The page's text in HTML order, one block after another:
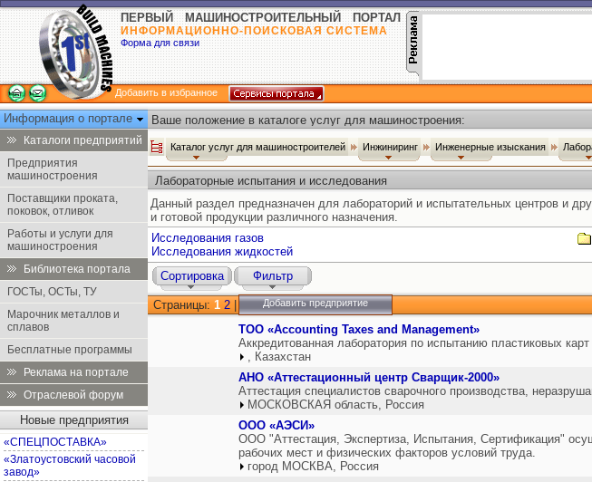
ПЕРВЫЙ МАШИНОСТРОИТЕЛЬНЫЙ ПОРТАЛ
ИНФОРМАЦИОННО-ПОИСКОВАЯ СИСТЕМА
Форма для связи
Добавить в избранное
Информация о портале
Каталоги предприятий
Предприятия
машиностроения
Поставщики проката,
поковок, отливок
Работы и услуги для
машиностроения
Библиотека портала
ГОСТы, ОСТы, ТУ
Марочник металлов и
сплавов
Бесплатные программы
Реклама на портале
Отраслевой форум
Новые предприятия
«СПЕЦПОСТАВКА»
«Златоустовский часовой
завод»
Ваше положение в каталоге услуг для машиностроения:
Каталог услуг для машиностроителей Инжиниринг Инженерные изыскания
Лабораторные испытания и исследования
Данный раздел предназначен для лабораторий и испытательных центров и
и готовой продукции различного назначения.
Исследования газов
Исследования жидкостей
Сортировка Фильтр
Страницы: 1 2 Добавить предприятие
ТОО «Accounting Taxes and Management»
Аккредитованная лаборатория по испытанию пластиковых
, Казахстан
АНО «Аттестационный центр Сварщик-2000»
Аттестация специалистов сварочного производства,
МОСКОВСКАЯ область, Россия
ООО «АЭСИ»
ООО "Аттестация, Экспертиза, Испытания, Сертификация"
рабочих мест и физических факторов условий труда.
город МОСКВА, Россия